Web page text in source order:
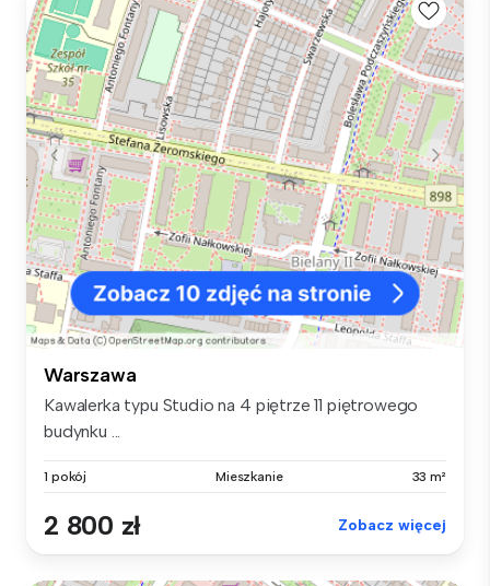
Warszawa
Kawalerka typu Studio na 4 piętrze 11 piętrowego
budynku ...
1 pokój Mieszkanie 33 m²
2 800 zł Zobacz więcej